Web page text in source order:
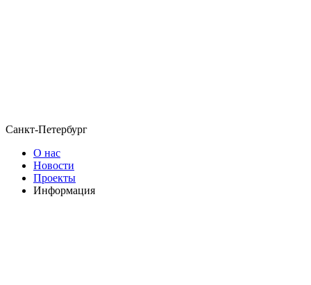
Санкт-Петербург
О нас
Новости
Проекты
Информация